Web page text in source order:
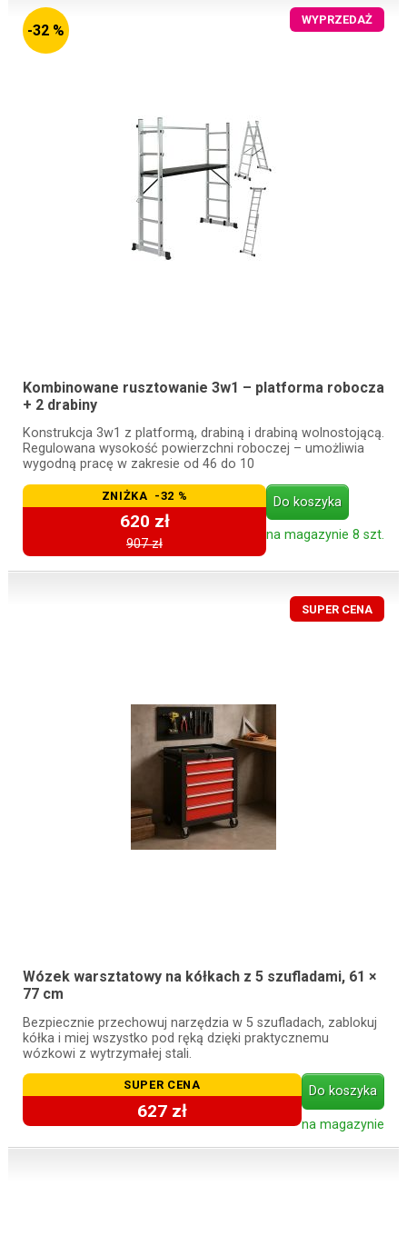
-32 %
WYPRZEDAŻ
Kombinowane rusztowanie 3w1 – platforma robocza
+ 2 drabiny
Konstrukcja 3w1 z platformą, drabiną i drabiną wolnostojącą.
Regulowana wysokość powierzchni roboczej – umożliwia
wygodną pracę w zakresie od 46 do 10
ZNIŻKA -32 %
620 zł
907 zł
Do koszyka
na magazynie 8 szt.
SUPER CENA
Wózek warsztatowy na kółkach z 5 szufladami, 61 ×
77 cm
Bezpiecznie przechowuj narzędzia w 5 szufladach, zablokuj
kółka i miej wszystko pod ręką dzięki praktycznemu
wózkowi z wytrzymałej stali.
SUPER CENA
627 zł
Do koszyka
na magazynie